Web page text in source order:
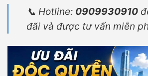
📞 Hotline: 0909930910
đãi và được tư vấn miễn